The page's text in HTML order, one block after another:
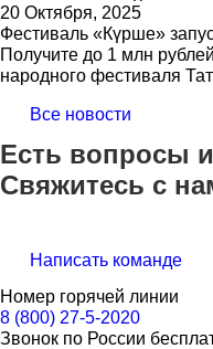
20 Октября, 2025
Фестиваль «Күрше»
Получите до 1 млн
народного фестиваля
Все новости
Есть вопросы
Свяжитесь с
Написать команде
Номер горячей линии
8 (800) 27-5-2020
Звонок по России